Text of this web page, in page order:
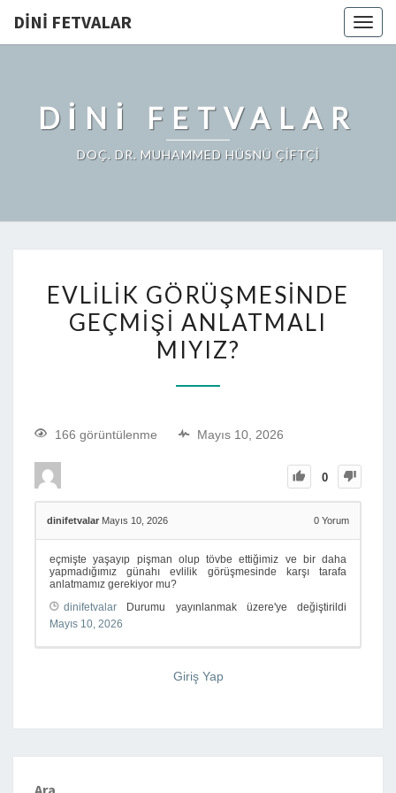
DINI FETVALAR
DINI FETVALAR
DOÇ. DR. MUHAMMED HÜSNÜ ÇİFTÇİ
EVLILIK GÖRÜŞMESINDE
GEÇMIŞI ANLATMALI
MIYIZ?
166 görüntülenme Mayıs 10, 2026
0
dinifetvalar Mayıs 10, 2026 0 Yorum
eçmişte yaşayıp pişman olup tövbe ettiğimiz ve bir daha
yapmadığımız günahı evlilik görüşmesinde karşı tarafa
anlatmamız gerekiyor mu?
dinifetvalar Durumu yayınlanmak üzere'ye değiştirildi
Mayıs 10, 2026
Giriş Yap